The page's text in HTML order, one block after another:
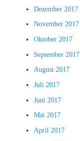
Dezember 2017
November 2017
Oktober 2017
September 2017
August 2017
Juli 2017
Juni 2017
Mai 2017
April 2017